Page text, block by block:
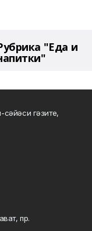
"Еда и
гәзите,
пр.